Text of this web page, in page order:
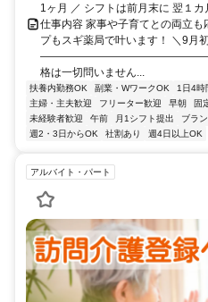
1ヶ月 ／ シフトは前月末に 翌１カ
仕事内容 家事や子育てとの両立
プもスギ薬局で叶います！ ＼9月
格は一切問いません...
扶養内勤務OK 副業・WワークOK 1日4時
主婦・主夫歓迎
フリーター歓迎 早朝 固
未経験者歓迎
午前 月1シフト提出 ブラ
週2・3日からOK
社割あり 週4日以上OK
アルバイト・パート